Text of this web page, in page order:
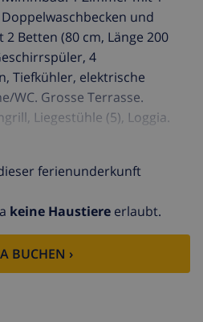
und
Betten (80 cm, Länge 200
4
Tiefkühler, elektrische
WC. Grosse Terrasse.
Liegestühle (5), Loggia.
Internet (Wireless
Nichtraucher-Haus.
Poblets: Sehr moderne,
Villa "Magnolia". 880 m vom
Richtung Südwesten. Zur
Garten (eingezäunt) mit
(4 x 8 m, 32 m2,
Im Hause: Zentralheizung.
ferienunderkunft
keine Haustiere erlaubt.
BUCHEN ›